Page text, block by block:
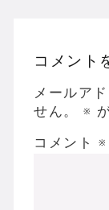
コメント
メールア
せん。
※
コメント ※